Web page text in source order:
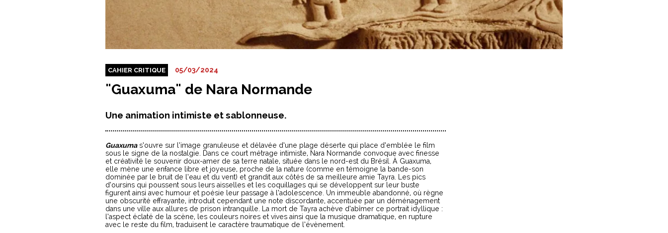
CAHIER CRITIQUE 05/03/2024
"Guaxuma" de Nara Normande
Une animation intimiste et sablonneuse.
Guaxumas’ouvre sur l’image granuleuse et délavée d’une plage déserte qui place d’emblée le film
sous le signe de la nostalgie. Dans ce court métrage intimiste, Nara Normande convoque avec finesse
et créativité le souvenir doux-amer de sa terre natale, située dans le nord-est du Brésil. À Guaxuma,
elle mène une enfance libre et joyeuse, proche de la nature (comme en témoigne la bande-son
dominée par le bruit de l’eau et du vent) et grandit aux côtés de sa meilleure amie Tayra. Les pics
d’oursins qui poussent sous leurs aisselles et les coquillages qui se développent sur leur buste
figurent ainsi avec humour et poésie leur passage à l’adolescence. Un immeuble abandonné, où règne
une obscurité effrayante, introduit cependant une note discordante, accentuée par un déménagement
dans une ville aux allures de prison intranquille. La mort de Tayra achève d’abîmer ce portrait idyllique :
l’aspect éclaté de la scène, les couleurs noires et vives ainsi que la musique dramatique, en rupture
avec le reste du film, traduisent le caractère traumatique de l’évènement.